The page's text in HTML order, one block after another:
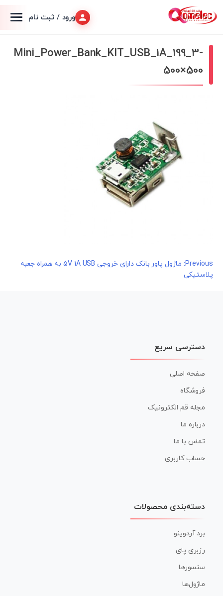
ورود / ثبت نام
Mini_Power_Bank_KIT_USB_1A_199_3-
500×500
راهبری
نوشته
Previous:
ماژول پاور بانک دارای خروجی 5V 1A USB به همراه جعبه
پلاستیکی
دسترسی سریع
صفحه اصلی
فروشگاه
مجله قم الکترونیک
درباره ما
تماس با ما
حساب کاربری
دسته‌بندی محصولات
برد آردوینو
رزبری پای
سنسورها
ماژول‌ها